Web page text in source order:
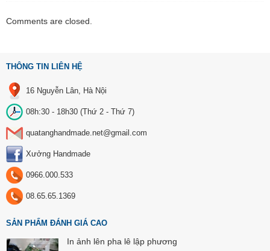
Comments are closed.
THÔNG TIN LIÊN HỆ
16 Nguyễn Lân, Hà Nội
08h:30 - 18h30 (Thứ 2 - Thứ 7)
quatanghandmade.net@gmail.com
Xưởng Handmade
0966.000.533
08.65.65.1369
SẢN PHẨM ĐÁNH GIÁ CAO
In ảnh lên pha lê lập phương